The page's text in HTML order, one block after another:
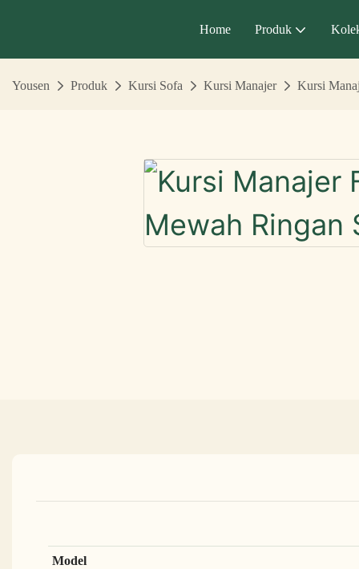
Home Produk
Yousen Produk Kursi Sofa Kursi Manajer Kursi
Model